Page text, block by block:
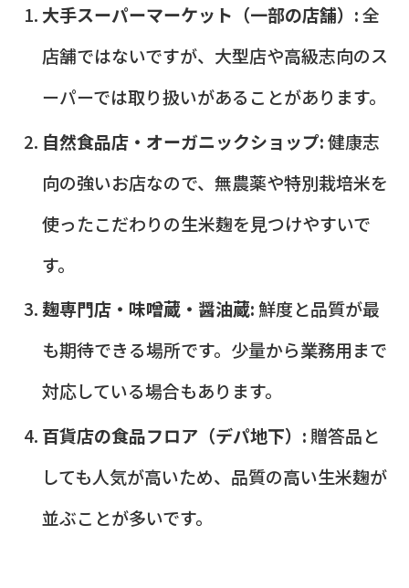
大手スーパーマーケット（一部の店舗）:全
店舗ではないですが、大型店や高級志向のス
ーパーでは取り扱いがあることがあります。
自然食品店・オーガニックショップ:健康志
向の強いお店なので、無農薬や特別栽培米を
使ったこだわりの生米麹を見つけやすいで
す。
麹専門店・味噌蔵・醤油蔵:鮮度と品質が最
も期待できる場所です。少量から業務用まで
対応している場合もあります。
百貨店の食品フロア（デパ地下）: 贈答品と
しても人気が高いため、品質の高い生米麹が
並ぶことが多いです。